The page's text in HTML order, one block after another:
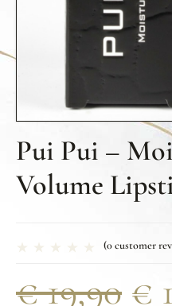
Pui Pui –
Volume
(0customer
€19,90 €